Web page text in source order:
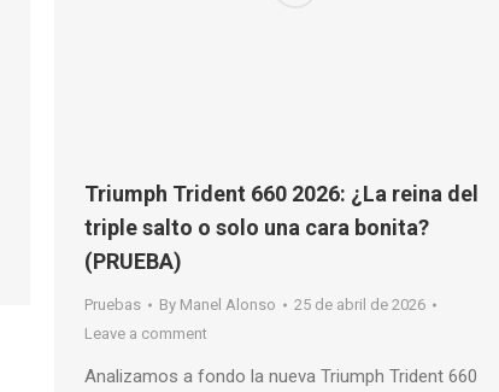
Triumph Trident 660 2026: ¿La reina del
triple salto o solo una cara bonita?
(PRUEBA)
Pruebas By Manel Alonso
25 de abril de 2026
Leave a comment
Analizamos a fondo la nueva Triumph Trident 660